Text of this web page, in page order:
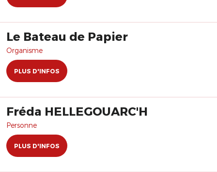
Le Bateau de Papier
Organisme
PLUS D'INFOS
Fréda HELLEGOUARC'H
Personne
PLUS D'INFOS